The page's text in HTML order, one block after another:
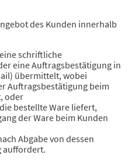
des Kunden innerhalb
schriftliche
eine Auftragsbestätigung in
übermittelt, wobei
Auftragsbestätigung beim
oder
bestellte Ware liefert,
der Ware beim Kunden
Abgabe von dessen
auffordert.